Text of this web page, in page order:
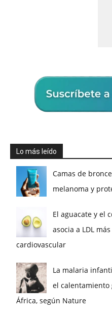
Lo más leído
Camas de
melanoma y
El aguacate y el
asocia a LDL
cardiovascular
La malaria
el calentamiento
África, según Nature